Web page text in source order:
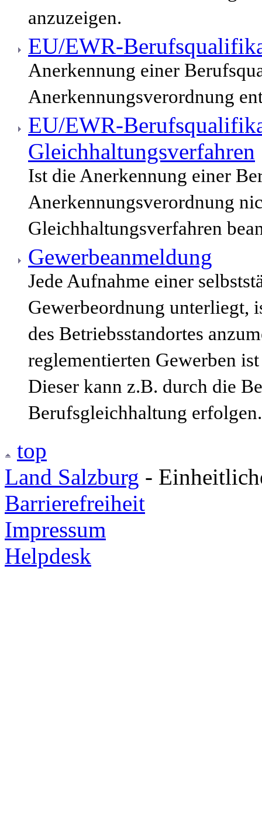
anzuzeigen.
EU/EWR-
Anerkennung einer
Anerkennungsverordnung
EU/EWR-
Gleichhaltungsverfahren
Ist die Anerkennung einer
Anerkennungsverordnung
Gleichhaltungsverfahren
Gewerbeanmeldung
Jede Aufnahme einer
Gewerbeordnung unterliegt,
des Betriebsstandortes
reglementierten Gewerben
Dieser kann z.B. durch die
Berufsgleichhaltung erfolgen.
top
Land Salzburg -
Barrierefreiheit
Impressum
Helpdesk